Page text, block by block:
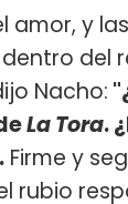
amor, y
del
Nacho:
La Tora.
Firme y
rubio